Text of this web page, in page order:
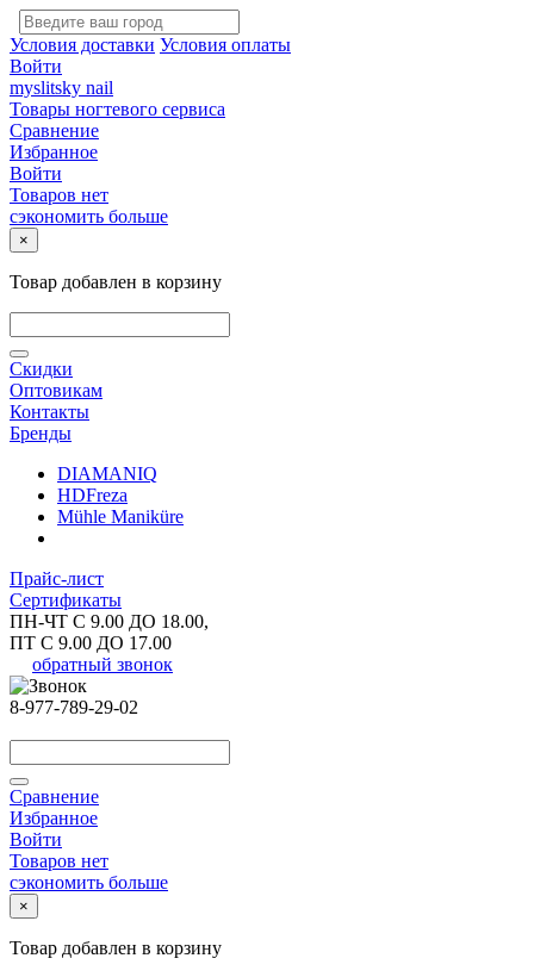
Условия доставки Условия оплаты
Войти
myslitsky nail
Товары ногтевого сервиса
Сравнение
Избранное
Войти
Товаров нет
сэкономить больше
×
Товар добавлен в корзину
Скидки
Оптовикам
Контакты
Бренды
DIAMANIQ
HDFreza
Mühle Maniküre
Прайс-лист
Сертификаты
ПН-ЧТ С 9.00 ДО 18.00,
ПТ С 9.00 ДО 17.00
обратный звонок
8-977-789-29-02
Сравнение
Избранное
Войти
Товаров нет
сэкономить больше
×
Товар добавлен в корзину